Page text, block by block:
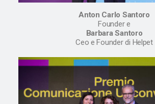
Anton Carlo Santoro
Founder e
Barbara Santoro
Ceo e Founder di Helpet